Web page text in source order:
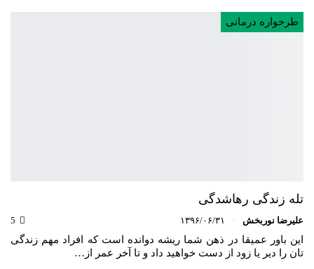
طرحواره درمانی
تله زندگی رهاشدگی
علیرضا نوربخش ۱۳۹۶/۰۶/۳۱
این باور عمیقا در ذهن شما ریشه دوانده است که افراد مهم زندگی
تان را دیر یا زود از دست خواهید داد و تا آخر عمر از…